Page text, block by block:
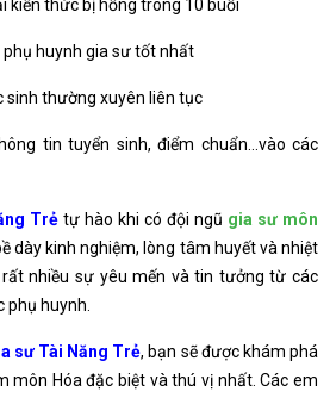
kiến thức bị hổng trong 10 buổi
phụ huynh gia sư tốt nhất
sinh thường xuyên liên tục
tin tuyển sinh, điểm chuẩn…vào các
Trẻ tự hào khi có đội ngũ gia sư môn
dày kinh nghiệm, lòng tâm huyết và nhiệt
nhiều sự yêu mến và tin tưởng từ các
phụ huynh.
sư Tài Năng Trẻ, bạn sẽ được khám phá
môn Hóa đặc biệt và thú vị nhất. Các em